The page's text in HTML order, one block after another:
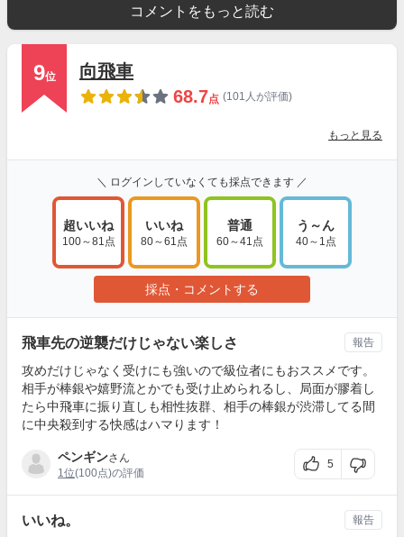
コメントをもっと読む
9位
向飛車
68.7点 (101人が評価)
もっと見る
＼ ログインしていなくても採点できます ／
超いいね
100～81点
いいね
80～61点
普通
60～41点
う～ん
40～1点
採点・コメントする
飛車先の逆襲だけじゃない楽しさ
攻めだけじゃなく受けにも強いので級位者にもおススメです。
相手が棒銀や嬉野流とかでも受け止められるし、局面が膠着し
たら中飛車に振り直しも相性抜群、相手の棒銀が渋滞してる間
に中央殺到する快感はハマります！
ペンギンさん
1位(100点)の評価
5
報告
いいね。 報告